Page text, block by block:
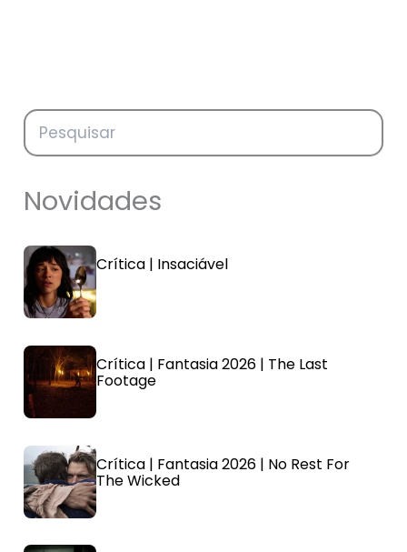
Novidades
Crítica | Insaciável
Crítica | Fantasia 2026 | The Last
Footage
Crítica | Fantasia 2026 | No Rest For
The Wicked